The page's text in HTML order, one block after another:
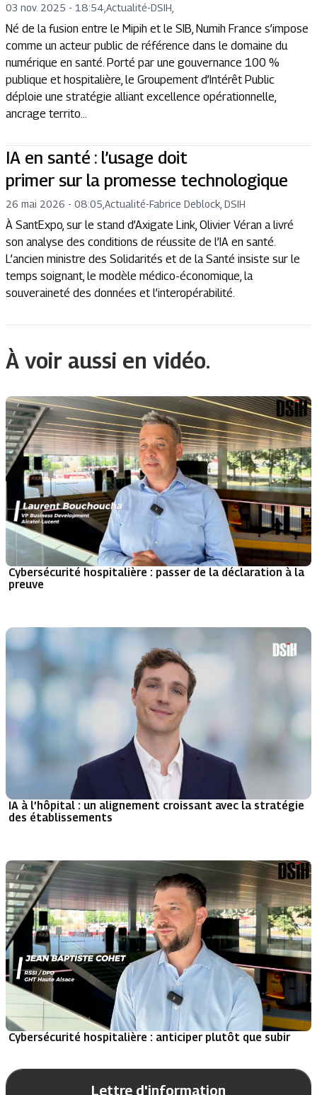
03 nov. 2025 - 18:54 Actualité-DSIH,
Né de la fusion entre le Mipih et le SIB, Numih France s’impose
comme un acteur public de référence dans le domaine du
numérique en santé. Porté par une gouvernance 100 %
publique et hospitalière, le Groupement d’Intérêt Public
déploie une stratégie alliant excellence opérationnelle,
ancrage territo...
IA en santé : l’usage doit
primer sur la promesse technologique
26 mai 2026 - 08:05 Actualité-Fabrice Deblock, DSIH
À SantExpo, sur le stand d’Axigate Link, Olivier Véran a livré
son analyse des conditions de réussite de l’IA en santé.
L’ancien ministre des Solidarités et de la Santé insiste sur le
temps soignant, le modèle médico-économique, la
souveraineté des données et l’interopérabilité.
À voir aussi en vidéo.
Cybersécurité hospitalière : passer de la déclaration à la
preuve
IA à l’hôpital : un alignement croissant avec la stratégie
des établissements
Cybersécurité hospitalière : anticiper plutôt que subir
Lettre d'information